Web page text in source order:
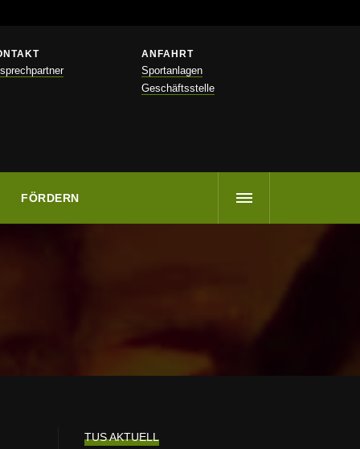
ANFAHRT
Sportanlagen
Geschäftsstelle
FÖRDERN
TUS AKTUELL